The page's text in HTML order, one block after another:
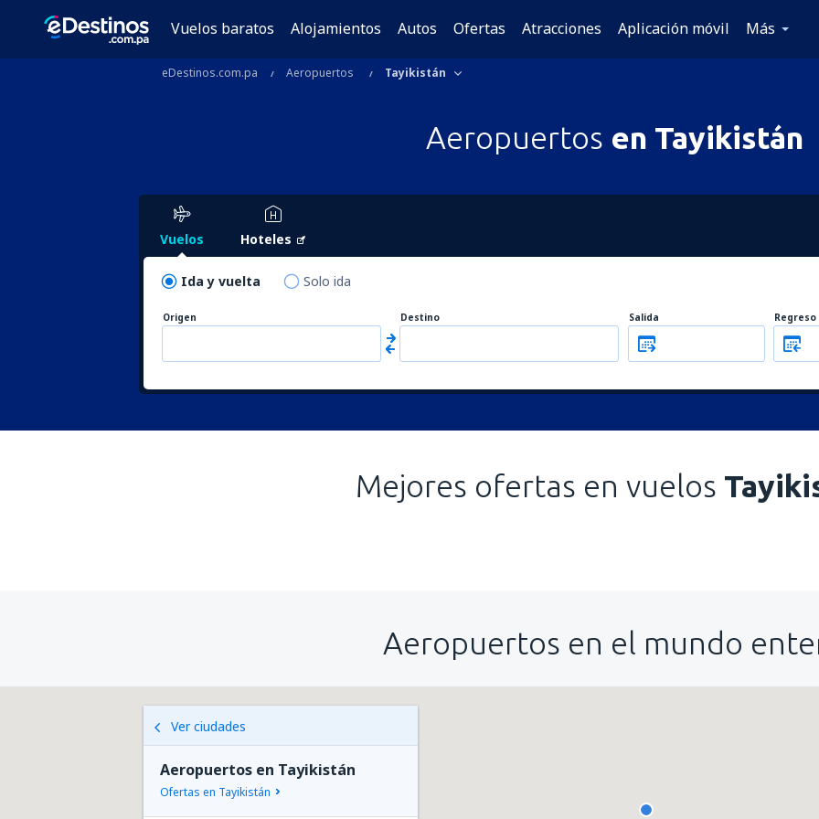
Vuelos baratos Alojamientos Autos Ofertas Atracciones Aplicación móvil Más
eDestinos.com.pa Aeropuertos Tayikistán
Aeropuertos en Tayikistán
Vuelos Hoteles
Ida y vuelta Solo ida
Origen Destino Salida Regreso
Mejores ofertas en vuelos
Aeropuertos en el mundo
Ver ciudades
Aeropuertos en Tayikistán
Ofertas en Tayikistán